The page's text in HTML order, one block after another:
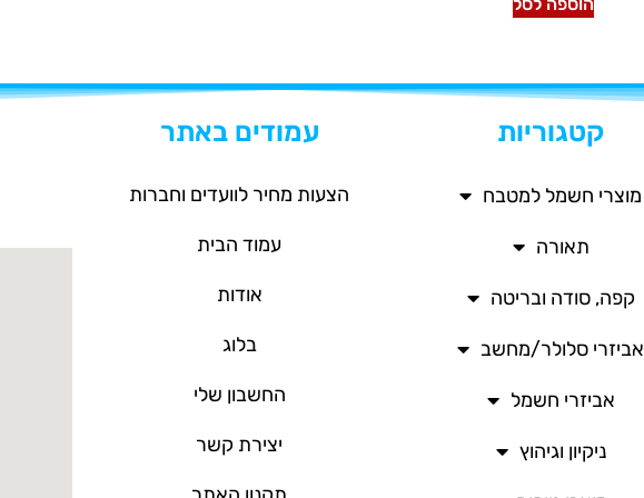
קטגוריות
מוצרי חשמל למטבח
תאורה
קפה, סודה ובריטה
אביזרי סלולר/מחשב
אביזרי חשמל
ניקיון וגיהוץ
עמודים באתר
הצעות מחיר לוועדים וחברות
עמוד הבית
אודות
בלוג
החשבון שלי
יצירת קשר